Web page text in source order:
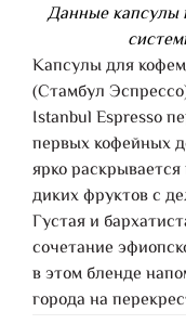
Данные капсулы
Капсулы для
(Стамбул
Istanbul Espresso
первых кофейных
ярко
диких фруктов с
Густая и
сочетание
в этом бленде
города на